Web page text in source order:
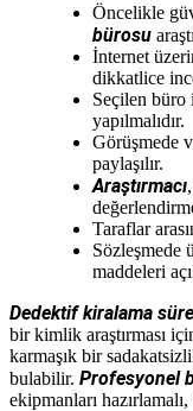
Öncelikle
bürosu
İnternet
dikkatlice
Seçilen büro
yapılmalıdır.
Görüşmede
paylaşılır.
Araştırmacı
Taraflar
Sözleşmede
maddeleri
Dedektif kiralama
bir kimlik araştırması
karmaşık bir
bulabilir. Profesyonel
ekipmanları